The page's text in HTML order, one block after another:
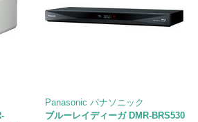
Panasonic パナソニック
ブルーレイディーガ DMR-BRS530